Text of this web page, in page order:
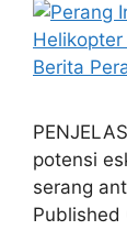
potensi
serang
Published